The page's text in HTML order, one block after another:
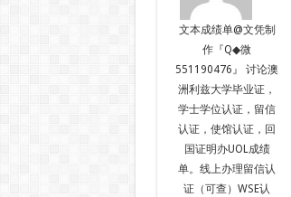
文本成绩单@文凭制
作『Q◆微
551190476』 讨论澳
洲利兹大学毕业证，
学士学位认证，留信
认证，使馆认证，回
国证明办UOL成绩
单。线上办理留信认
证（可查）WSE认